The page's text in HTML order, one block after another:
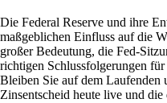
Die Federal Reserve und ihre
maßgeblichen Einfluss auf die
großer Bedeutung, die Fed-
richtigen Schlussfolgerungen
Bleiben Sie auf dem Laufenden
Zinsentscheid heute live und